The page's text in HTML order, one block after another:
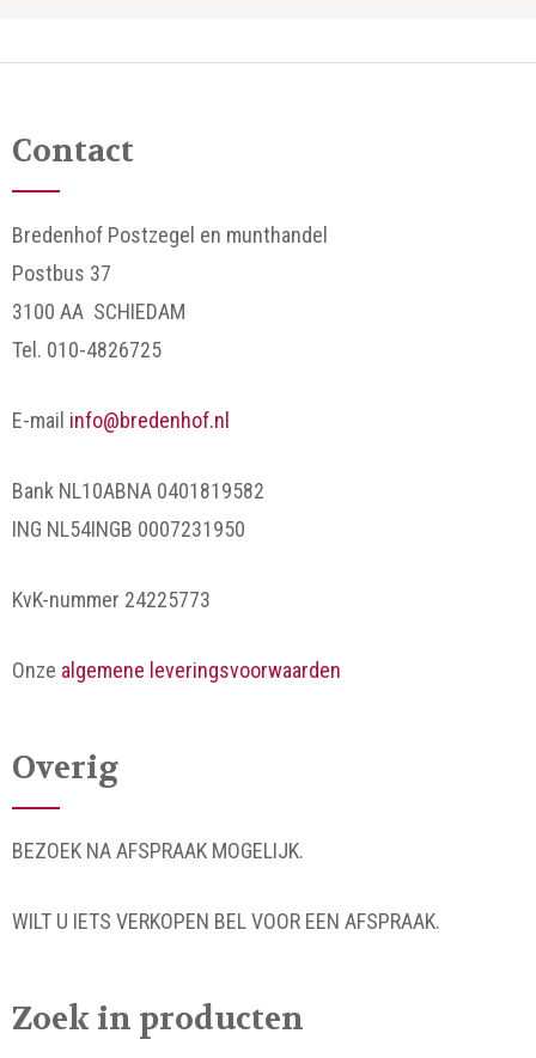
Contact
Bredenhof Postzegel en munthandel
Postbus 37
3100 AA SCHIEDAM
Tel. 010-4826725
E-mail info@bredenhof.nl
Bank NL10ABNA 0401819582
ING NL54INGB 0007231950
KvK-nummer 24225773
Onze algemene leveringsvoorwaarden
Overig
BEZOEK NA AFSPRAAK MOGELIJK.
WILT U IETS VERKOPEN BEL VOOR EEN AFSPRAAK.
Zoek in producten